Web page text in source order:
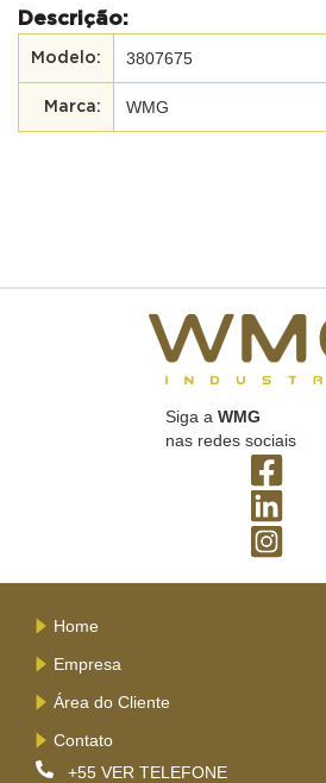
Descrição:
3807675
WMG
Siga a WMG
nas redes sociais
Home
Empresa
Área do Cliente
Contato
+55 VER TELEFONE